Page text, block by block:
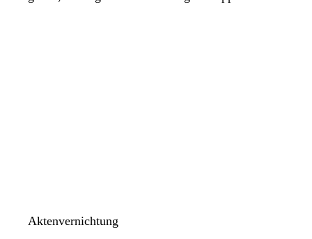
Aktenvernichtung